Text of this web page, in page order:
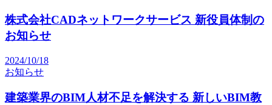
株式会社CADネットワークサービス 新役員体制の
お知らせ
2024/10/18
お知らせ
建築業界のBIM人材不足を解決する 新しいBIM教